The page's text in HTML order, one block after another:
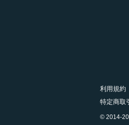
利用規約
特定商取
© 2014-